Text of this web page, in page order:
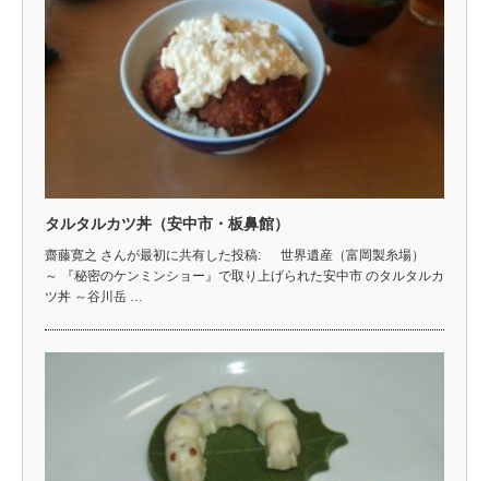
タルタルカツ丼（安中市・板鼻館）
齋藤寛之 さんが最初に共有した投稿: 世界遺産（富岡製糸場）
～ 『秘密のケンミンショー』で取り上げられた安中市 のタルタルカ
ツ丼 ～谷川岳 …